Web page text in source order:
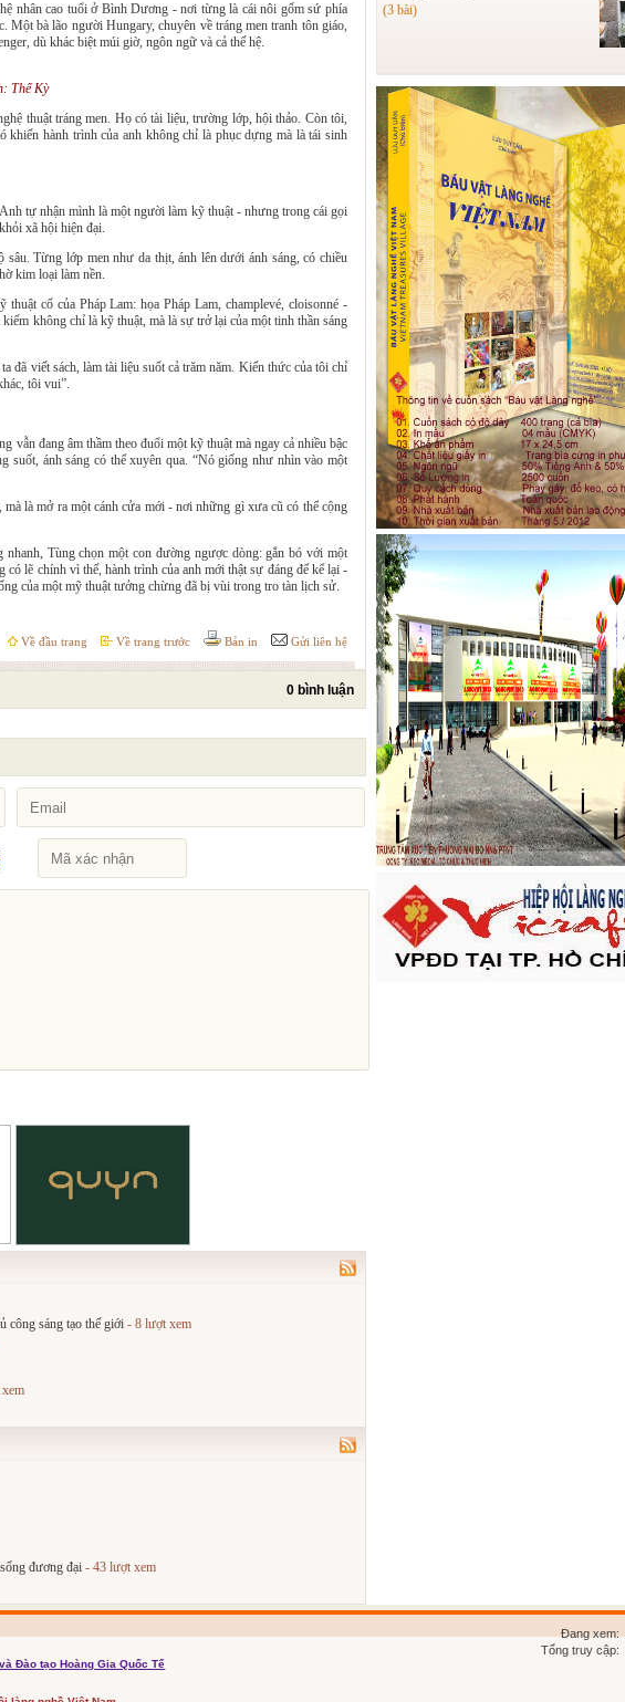
nhân cao tuổi ở Bình Dương - nơi từng là cái nôi gốm sứ phía
Một bà lão người Hungary, chuyên về tráng men tranh tôn giáo,
dù khác biệt múi giờ, ngôn ngữ và cả thế hệ.
Thế Kỳ
thuật tráng men. Họ có tài liệu, trường lớp, hội thảo. Còn tôi,
hành trình của anh không chỉ là phục dựng mà là tái sinh
tự nhận mình là một người làm kỹ thuật - nhưng trong cái gọi
xã hội hiện đại.
Từng lớp men như da thịt, ánh lên dưới ánh sáng, có chiều
kim loại làm nền.
cổ của Pháp Lam: họa Pháp Lam, champlevé, cloisonné -
không chỉ là kỹ thuật, mà là sự trở lại của một tinh thần sáng
đã viết sách, làm tài liệu suốt cả trăm năm. Kiến thức của tôi chỉ
tôi vui”.
vẫn đang âm thầm theo đuổi một kỹ thuật mà ngay cả nhiều bậc
suốt, ánh sáng có thể xuyên qua. “Nó giống như nhìn vào một
là mở ra một cánh cửa mới - nơi những gì xưa cũ có thể cộng
Tùng chọn một con đường ngược dòng: gắn bó với một
lẽ chính vì thế, hành trình của anh mới thật sự đáng để kể lại -
của một mỹ thuật tưởng chừng đã bị vùi trong tro tàn lịch sử.
Về đầu trang Về trang trước Bản in Gửi liên hệ
0 bình luận
sáng tạo thế giới - 8 lượt xem
đương đại - 43 lượt xem
(3 bài)
Đào tạo Hoàng Gia Quốc Tế
Đang xem:
Tổng truy cập: